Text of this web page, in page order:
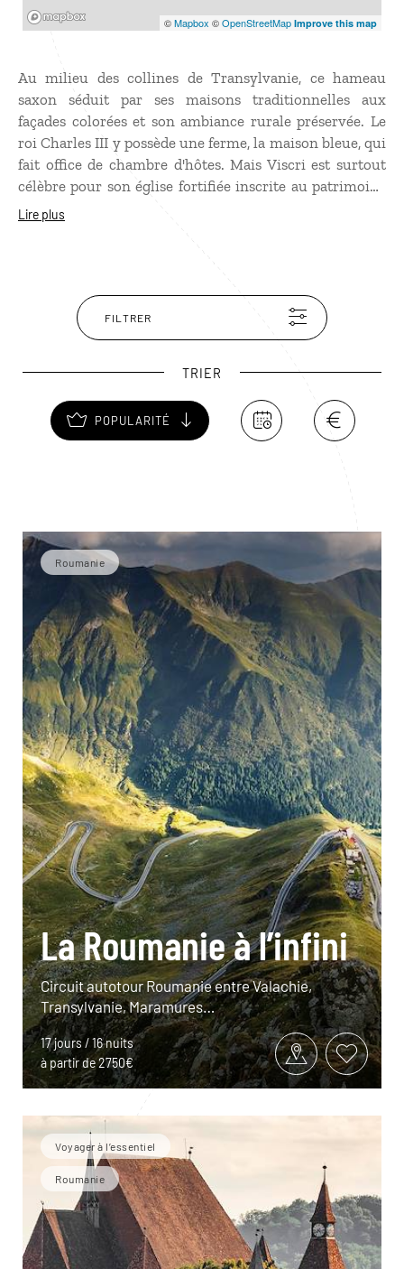
©Mapbox ©OpenStreetMap Improve this map
Au milieu des collines de Transylvanie, ce hameau
saxon séduit par ses maisons traditionnelles aux
façades colorées et son ambiance rurale préservée. Le
roi Charles III y possède une ferme, la maison bleue, qui
fait office de chambre d'hôtes. Mais Viscri est surtout
célèbre pour son église fortifiée inscrite au patrimoine
mondial de l'UNESCO. Construite au XII
Lire plus
FILTRER
TRIER
POPULARITÉ
Roumanie
La Roumanie à l’infini
Circuit autotour Roumanie entre Valachie,
Transylvanie, Maramures…
17 jours / 16 nuits
à partir de 2750€
Voyager à l’essentiel
Roumanie